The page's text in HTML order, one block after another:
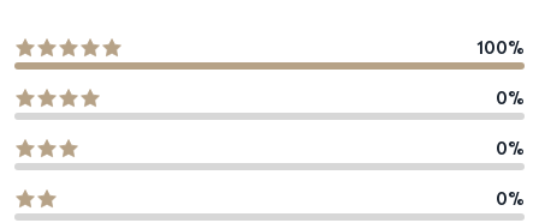
100%
0%
0%
0%